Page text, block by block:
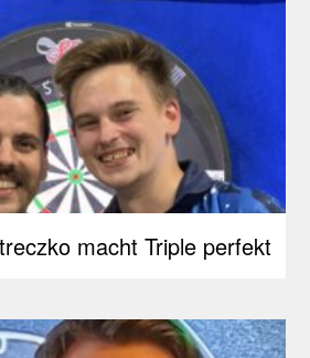
macht Triple perfekt